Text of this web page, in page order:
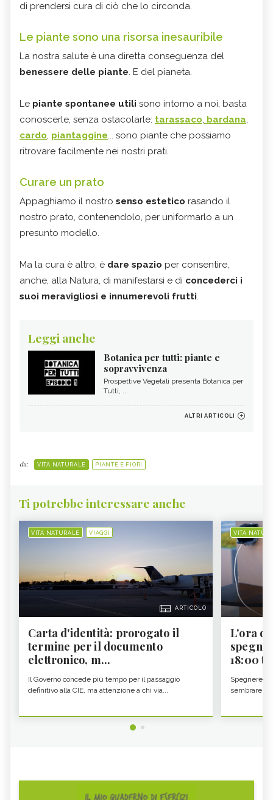
di prendersi cura di ciò che lo circonda.
Le piante sono una risorsa inesauribile
La nostra salute è una diretta conseguenza del
benessere delle piante. E del pianeta.
Le piante spontanee utili sono intorno a noi, basta
conoscerle, senza ostacolarle: tarassaco, bardana,
cardo, piantaggine... sono piante che possiamo
ritrovare facilmente nei nostri prati.
Curare un prato
Appaghiamo il nostro senso estetico rasando il
nostro prato, contenendolo, per uniformarlo a un
presunto modello.
Ma la cura è altro, è dare spazio per consentire,
anche, alla Natura, di manifestarsi e di concederci i
suoi meravigliosi e innumerevoli frutti.
Leggi anche
Botanica per tutti: piante e
sopravvivenza
Prospettive Vegetali presenta Botanica per
Tutti, ...
ALTRI ARTICOLI
da: VITA NATURALE PIANTE E FIORI
Ti potrebbe interessare anche
VITA NATURALE VIAGGI
ARTICOLO
Carta d'identità: prorogato il
termine per il documento
elettronico, m...
Il Governo concede più tempo per il passaggio
definitivo alla CIE, ma attenzione a chi via...
VITA
L'ora
18:00 ti
Spegnere lo
sembrare